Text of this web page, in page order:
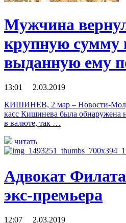
Мужчина
крупную сумму
выданную ему
13:01 2.03.2019
КИШИНЕВ, 2 мар – Новости-
касс Кишинева была обнаружена
в валюте, так …
читать
Адвокат
экс-премьера
12:07 2.03.2019